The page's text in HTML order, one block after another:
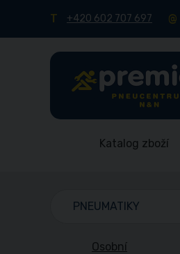
+420 602 707 697
Katalog zboží
PNEUMATIKY
Osobní